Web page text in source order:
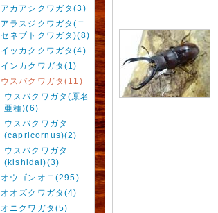
アカアシクワガタ(3)
アラスジクワガタ(ニ
セネブトクワガタ)(8)
イッカククワガタ(4)
インカクワガタ(1)
ウスバクワガタ(11)
ウスバクワガタ(原名
亜種)(6)
ウスバクワガタ
(capricornus)(2)
ウスバクワガタ
(kishidai)(3)
オウゴンオニ(295)
オオズクワガタ(4)
オニクワガタ(5)